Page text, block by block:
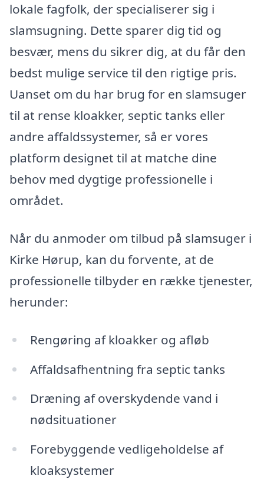
lokale fagfolk, der specialiserer sig i
slamsugning. Dette sparer dig tid og
besvær, mens du sikrer dig, at du får den
bedst mulige service til den rigtige pris.
Uanset om du har brug for en slamsuger
til at rense kloakker, septic tanks eller
andre affaldssystemer, så er vores
platform designet til at matche dine
behov med dygtige professionelle i
området.
Når du anmoder om tilbud på slamsuger i
Kirke Hørup, kan du forvente, at de
professionelle tilbyder en række tjenester,
herunder:
Rengøring af kloakker og afløb
Affaldsafhentning fra septic tanks
Dræning af overskydende vand i
nødsituationer
Forebyggende vedligeholdelse af
kloaksystemer